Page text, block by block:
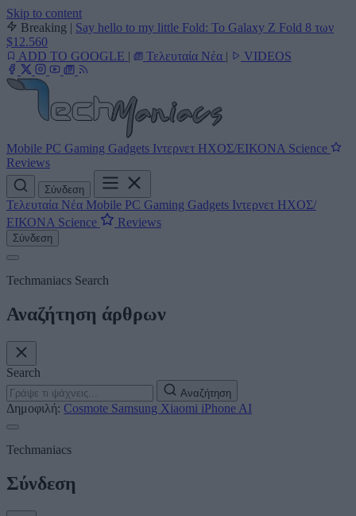
Skip to content
Breaking | Say hello to my little Fold: Το Galaxy Z Fold 8 των
$12.560
ADD TO GOOGLE | Τελευταία Νέα | VIDEOS
Mobile PC Gaming Gadgets Ιντερνετ ΗΧΟΣ/ΕΙΚΟΝΑ Science
Reviews
Σύνδεση
Τελευταία Νέα Mobile PC Gaming Gadgets Ιντερνετ ΗΧΟΣ/
ΕΙΚΟΝΑ Science Reviews
Σύνδεση
Techmaniacs Search
Αναζήτηση άρθρων
Search
Αναζήτηση
Δημοφιλή: Cosmote Samsung Xiaomi iPhone AI
Techmaniacs
Σύνδεση